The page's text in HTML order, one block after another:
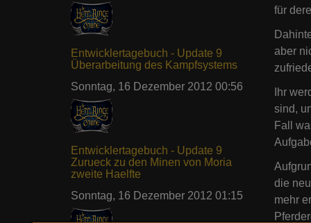
für
aber
Ihr
sind,
Fall
die
mehr
Entwicklertagebuch - Update 9
Überarbeitung des Kampfsystems
Sonntag, 16 Dezember 2012 00:56
Entwicklertagebuch - Update 9
Zurueck zu den Minen von Moria
zweite Haelfte
Sonntag, 16 Dezember 2012 01:15